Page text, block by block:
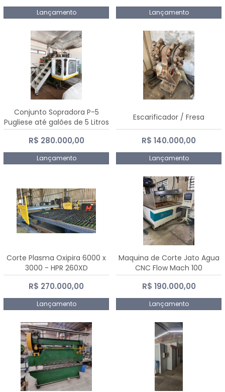
Lançamento Lançamento
Conjunto Sopradora P-5
Pugliese até galões de 5 Litros
R$ 280.000,00
Lançamento
Escarificador / Fresa
R$ 140.000,00
Lançamento
Corte Plasma Oxipira 6000 x
3000 - HPR 260XD
R$ 270.000,00
Lançamento
Maquina de Corte Jato Agua
CNC Flow Mach 100
R$ 190.000,00
Lançamento